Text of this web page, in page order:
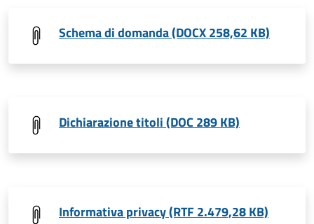
Schema di domanda (DOCX 258,62 KB)
Dichiarazione titoli (DOC 289 KB)
Informativa privacy (RTF 2.479,28 KB)